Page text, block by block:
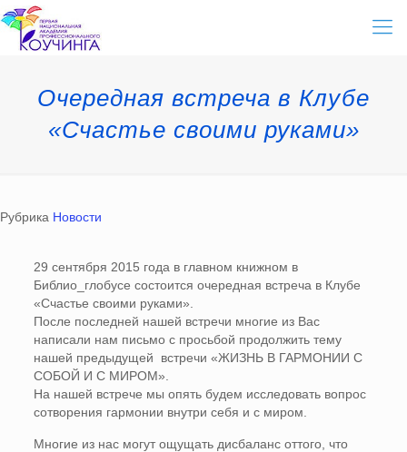
Очередная встреча в Клубе
«Счастье своими руками»
Рубрика Новости
29 сентября 2015 года в главном книжном в
Библио_глобусе состоится очередная встреча в Клубе
«Счастье своими руками».
После последней нашей встречи многие из Вас
написали нам письмо с просьбой продолжить тему
нашей предыдущей встречи «ЖИЗНЬ В ГАРМОНИИ С
СОБОЙ И С МИРОМ».
На нашей встрече мы опять будем исследовать вопрос
сотворения гармонии внутри себя и с миром.
Многие из нас могут ощущать дисбаланс оттого, что